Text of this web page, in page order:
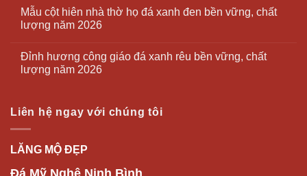
Mẫu cột hiên nhà thờ họ đá xanh đen bền vững, chất
lượng năm 2026
Đỉnh hương công giáo đá xanh rêu bền vững, chất
lượng năm 2026
Liên hệ ngay với chúng tôi
LĂNG MỘ ĐẸP
Đá Mỹ Nghệ Ninh Bình